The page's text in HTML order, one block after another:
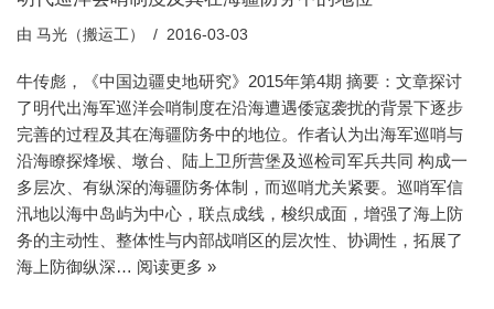
由 马光（搬运工） 2016-03-03
牛传彪，《中国边疆史地研究》2015年第4期 摘要：文章探讨
了明代出海军巡洋会哨制度在沿海遭遇倭寇袭扰的背景下逐步
完善的过程及其在海疆防务中的地位。作者认为出海军巡哨与
沿海瞭探烽堠、墩台、陆上卫所营堡及巡检司军兵共同 构成一
多层次、有纵深的海疆防务体制，而巡哨尤关紧要。巡哨军信
汛地以海中岛屿为中心，联点成线，梭织成面，增强了海上防
务的主动性、整体性与内部战哨区的层次性、协调性，拓展了
海上防御纵深… 阅读更多 »